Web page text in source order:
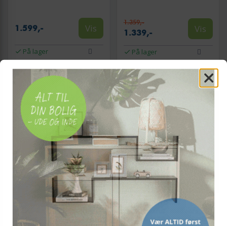
1.599,- Vis
På lager
1.359,-
1.339,- Vis
På lager
Plæne-aerator klemmer med
spidser - 5 stk Ø 32 cm, stål
NY
Have græsrulle med aerator-
klemmer Ø 30 x 90 cm i stål